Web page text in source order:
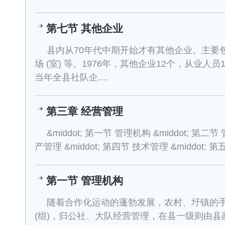
第七节 其他企业
县内从70年代中期开始才有其他企业。主要
场 (室) 等。1976年，其他企业12个，从业人
当年全县社队企....
第三章 经营管理
&middot; 第一节 管理机构 &middot; 第二节
产管理 &middot; 第四节 技术管理 &middot; 第
第一节 管理机构
随着合作化运动的蓬勃发展，农村、圩镇的
(组)，归公社、大队经营管理，在县一级则由